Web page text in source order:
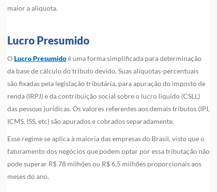
maior a alíquota.
Lucro Presumido
OLucro Presumidoé uma forma simplificada para determinação
da base de cálculo do tributo devido. Suas alíquotas-percentuais
são fixadas pela legislação tributária, para apuração do imposto de
renda (IRPJ) e da contribuição social sobre o lucro líquido (CSLL)
das pessoas jurídicas. Os valores referentes aos demais tributos (IPI,
ICMS, ISS, etc) são apurados e cobrados separadamente.
Esse regime se aplica à maioria das empresas do Brasil, visto que o
faturamento dos negócios que podem optar por essa tributação não
pode superar R$ 78 milhões ou R$ 6,5 milhões proporcionais aos
meses do ano.